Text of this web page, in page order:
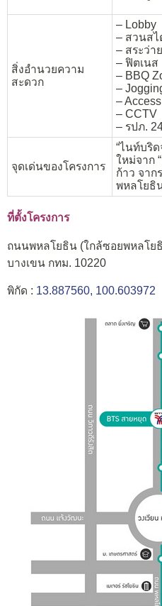
สิ่งอำนวยความ
สะดวก
– Lobby
– สวนสไ
– สระว่า
– ฟิตเนส
– BBQ
–
–
– CCTV
– รปภ.
จุดเด่นของโครงการ
“ไนท์บริ
ใหม่จาก
ก้าว จา
พหลโยธิ
ที่ตั้งโครงการ
ถนนพหลโยธิน (ใกล้ซอยพหลโย
บางเขน กทม. 10220
พิกัด : 13.887560, 100.603972